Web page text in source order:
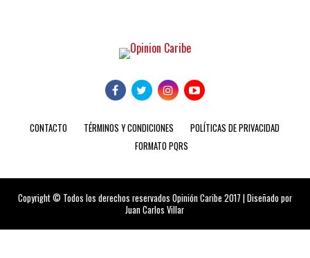
CONTACTO TÉRMINOS Y CONDICIONES
POLÍTICAS DE PRIVACIDAD
FORMATO PQRS
Copyright © Todos los derechos reservados Opinión Caribe 2017 | Diseñado por
Juan Carlos Villar